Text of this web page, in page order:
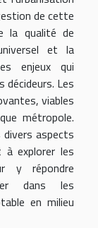
de cette
la qualité de
et la
enjeux qui
Les
viables
métropole.
aspects
à explorer les
y répondre
dans les
en milieu